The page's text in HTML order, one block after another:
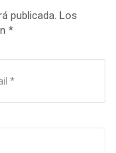
publicada. Los
*